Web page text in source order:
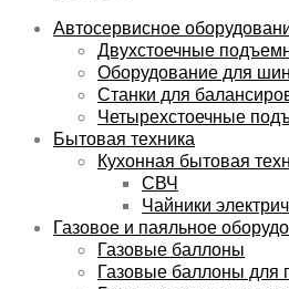
Автосервисное
Двухстоечные
Оборудование для
Станки для
Четырехстоечные
Бытовая техника
Кухонная бытовая
СВЧ
Чайники
Газовое и паяльное
Газовые баллоны
Газовые баллоны для